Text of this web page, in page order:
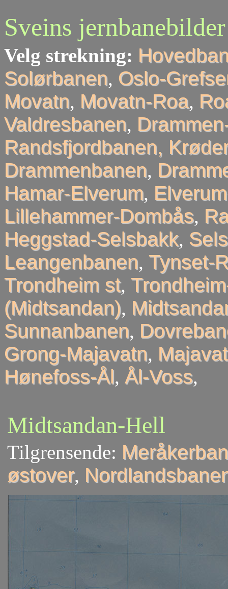
Sveins jernbanebilder
Velg strekning:
Solørbanen, Oslo-
Movatn, Movatn-Roa,
Valdresbanen,
Randsfjordbanen,
Drammenbanen,
Hamar-Elverum,
Lillehammer-Dombås,
Heggstad-Selsbakk,
Leangenbanen, Tynset-
Trondheim st,
(Midtsandan),
Sunnanbanen,
Grong-Majavatn,
Hønefoss-Ål, Ål-Voss,
Midtsandan-Hell
Tilgrensende:
østover,